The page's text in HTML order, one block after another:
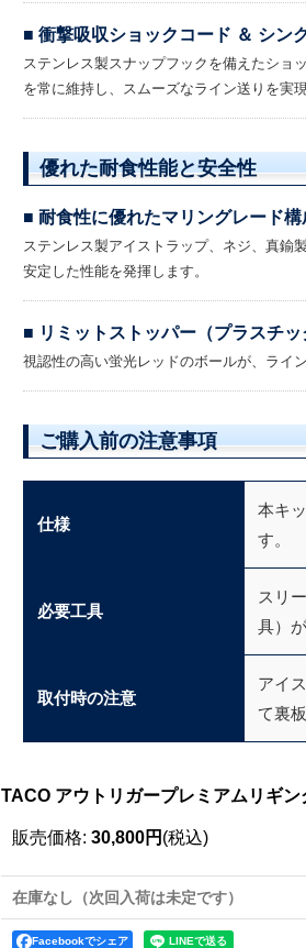
■ 衝撃吸収ショックコード ＆ シン
ステンレス製スナップフックを備えたショ
を常に維持し、スムーズなライン送りを実現
優れた耐食性能と安全性
■ 耐食性に優れたマリングレード構
ステンレス製アイストラップ、ネジ、真鍮
安定した性能を発揮します。
■ リミットストッパー（プラスチッ
視認性の高い蛍光レッドのボールが、ライ
ご購入前の注意事項
仕様
本キ
す。
必要工具
スリ
具）
取付時の注意
アイ
て裏
TACO アウトリガープレミアムリギン
販売価格: 30,800円 (税込)
在庫なし（次回入荷は未定です）
Facebookでシェア